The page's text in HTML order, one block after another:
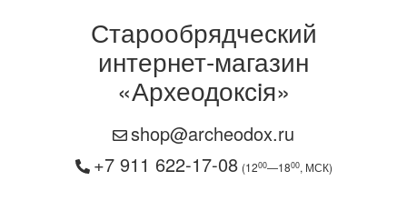
Старообрядческий
интернет-магазин
«Археодоксiя»
shop@archeodox.ru
+7 911 622-17-08 (1200—1800, МСК)